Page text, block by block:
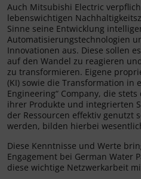
Auch Mitsubishi Electric
lebenswichtigen
Sinne seine Entwicklung
Automatisierungstechnologien
Innovationen aus. Diese sollen
auf den Wandel zu reagieren
zu transformieren. Eigene
(KI) sowie die Transformation in
Engineering“ Company, die
ihrer Produkte und integrierten
der Ressourcen effektiv genutzt
werden, bilden hierbei
Diese Kenntnisse und Werte
Engagement bei German Water
diese wichtige Netzwerkarbeit